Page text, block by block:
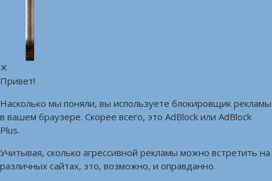
✕
Привет!
Насколько мы поняли, вы используете блокировщик рекламы
в вашем браузере. Скорее всего, это AdBlock или AdBlock
Plus.
Учитывая, сколько агрессивной рекламы можно встретить на
различных сайтах, это, возможно, и оправданно.